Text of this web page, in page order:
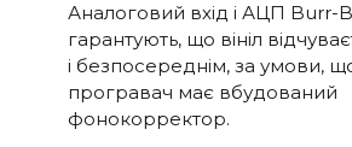
Аналоговий вхід і АЦП Burr-
гарантують, що вініл
і безпосереднім, за умови,
програвач має вбудований
фонокорректор.